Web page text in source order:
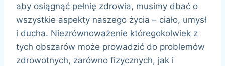
aby osiągnąć pełnię zdrowia, musimy dbać o
wszystkie aspekty naszego życia – ciało, umysł
i ducha. Niezrównoważenie któregokolwiek z
tych obszarów może prowadzić do problemów
zdrowotnych, zarówno fizycznych, jak i